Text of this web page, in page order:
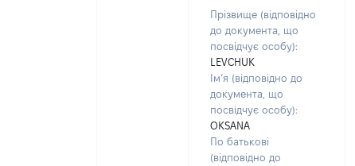
Прізвище (відповідно
до документа, що
посвідчує особу):
LEVCHUK
Ім’я (відповідно до
документа, що
посвідчує особу):
OKSANA
По батькові
(відповідно до